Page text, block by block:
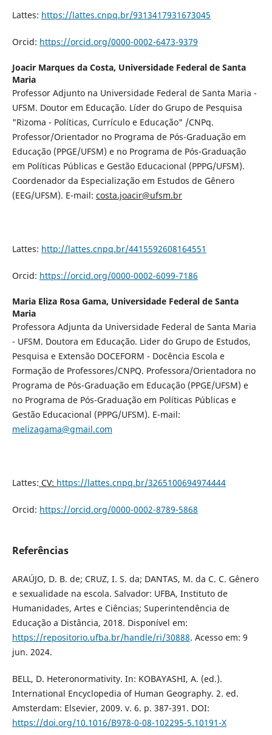
Lattes: https://lattes.cnpq.br/9313417931673045
Orcid: https://orcid.org/0000-0002-6473-9379
Joacir Marques da Costa, Universidade Federal de Santa
Maria
Professor Adjunto na Universidade Federal de Santa Maria -
UFSM. Doutor em Educação. Líder do Grupo de Pesquisa
"Rizoma - Políticas, Currículo e Educação" /CNPq.
Professor/Orientador no Programa de Pós-Graduação em
Educação (PPGE/UFSM) e no Programa de Pós-Graduação
em Políticas Públicas e Gestão Educacional (PPPG/UFSM).
Coordenador da Especialização em Estudos de Gênero
(EEG/UFSM). E-mail: costa.joacir@ufsm.br
Lattes: http://lattes.cnpq.br/4415592608164551
Orcid: https://orcid.org/0000-0002-6099-7186
Maria Eliza Rosa Gama, Universidade Federal de Santa
Maria
Professora Adjunta da Universidade Federal de Santa Maria
- UFSM. Doutora em Educação. Lider do Grupo de Estudos,
Pesquisa e Extensão DOCEFORM - Docência Escola e
Formação de Professores/CNPQ. Professora/Orientadora no
Programa de Pós-Graduação em Educação (PPGE/UFSM) e
no Programa de Pós-Graduação em Políticas Públicas e
Gestão Educacional (PPPG/UFSM). E-mail:
melizagama@gmail.com
Lattes: CV: https://lattes.cnpq.br/3265100694974444
Orcid: https://orcid.org/0000-0002-8789-5868
Referências
ARAÚJO, D. B. de; CRUZ, I. S. da; DANTAS, M. da C. C. Gênero
e sexualidade na escola. Salvador: UFBA, Instituto de
Humanidades, Artes e Ciências; Superintendência de
Educação a Distância, 2018. Disponível em:
https://repositorio.ufba.br/handle/ri/30888. Acesso em: 9
jun. 2024.
BELL, D. Heteronormativity. In: KOBAYASHI, A. (ed.).
International Encyclopedia of Human Geography. 2. ed.
Amsterdam: Elsevier, 2009. v. 6. p. 387-391. DOI:
https://doi.org/10.1016/B978-0-08-102295-5.10191-X